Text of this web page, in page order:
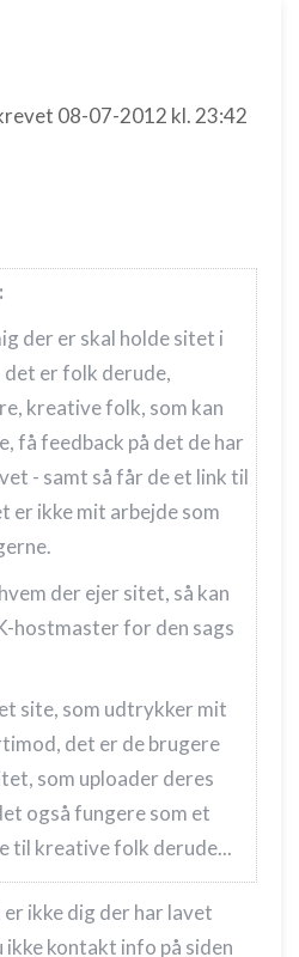
08-07-2012 kl. 23:42
der er skal holde sitet i
det er folk derude,
kreative folk, som kan
få feedback på det de har
- samt så får de et link til
er ikke mit arbejde som
der ejer sitet, så kan
hostmaster for den sags
site, som udtrykker mit
det er de brugere
som uploader deres
også fungere som et
til kreative folk derude...
ikke dig der har lavet
kontakt info på siden